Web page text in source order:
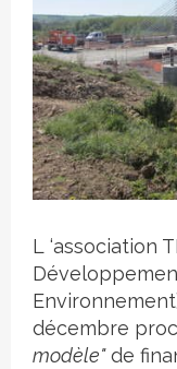
Crédit photo
L ‘association
décembre
modèle"de